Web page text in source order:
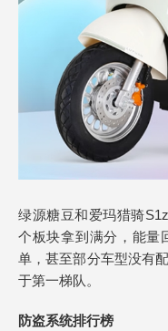
绿源糖豆和爱玛猎骑
个板块拿到满分，能量
单，甚至部分车型没有
于第一梯队。
防盗系统排行榜